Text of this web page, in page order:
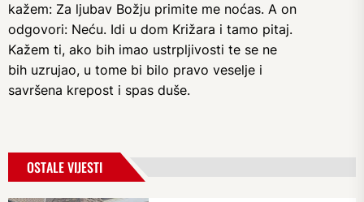
kažem: Za ljubav Božju primite me noćas. A on
odgovori: Neću. Idi u dom Križara i tamo pitaj.
Kažem ti, ako bih imao ustrpljivosti te se ne
bih uzrujao, u tome bi bilo pravo veselje i
savršena krepost i spas duše.
OSTALE VIJESTI